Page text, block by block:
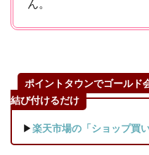
ん。
ポイントタウンでゴールド
結び付けるだけ
▶楽天市場の「ショップ買